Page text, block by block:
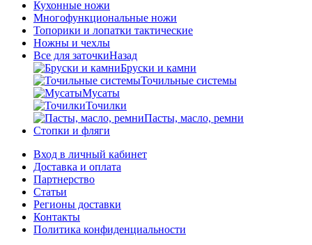
Кухонные ножи
Многофункциональные ножи
Топорики и лопатки тактические
Ножны и чехлы
Все для заточкиНазад
Бруски и камни
Точильные системы
Мусаты
Точилки
Пасты, масло, ремни
Стопки и фляги
Вход в личный кабинет
Доставка и оплата
Партнерство
Статьи
Регионы доставки
Контакты
Политика конфиденциальности